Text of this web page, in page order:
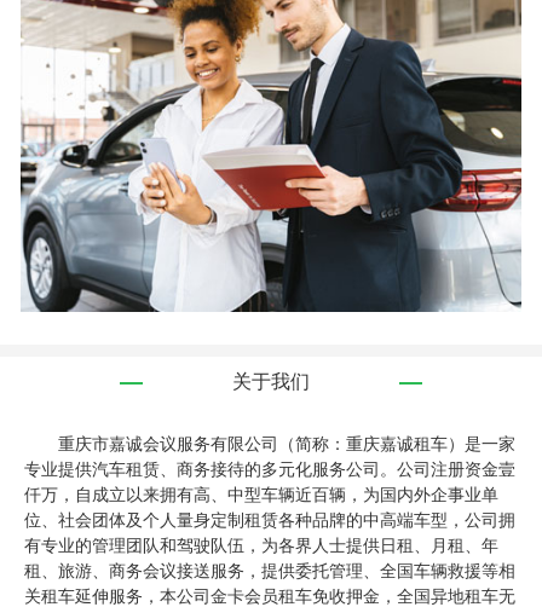
关于我们
重庆市嘉诚会议服务有限公司（简称：重庆嘉诚租车）是一家
专业提供汽车租赁、商务接待的多元化服务公司。公司注册资金壹
仟万，自成立以来拥有高、中型车辆近百辆，为国内外企事业单
位、社会团体及个人量身定制租赁各种品牌的中高端车型，公司拥
有专业的管理团队和驾驶队伍，为各界人士提供日租、月租、年
租、旅游、商务会议接送服务，提供委托管理、全国车辆救援等相
关租车延伸服务，本公司金卡会员租车免收押金，全国异地租车无